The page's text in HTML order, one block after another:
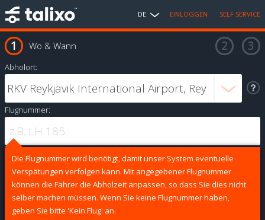
DE EINLOGGEN SELF SERVICE
Wo & Wann
Abholort:
Flugnummer:
Die Flugnummer wird benötigt, damit unser System eventuelle
Verspätungen verfolgen kann. Mit angegebener Flugnummer
können die Fahrer die Abholzeit anpassen, so dass Sie dies nicht
selber machen müssen. Wenn Sie keine Flugnummer haben,
geben Sie bitte 'Kein Flug' an.